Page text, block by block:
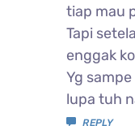
tiap mau
Tapi
enggak
Yg
lupa tuh
REPLY